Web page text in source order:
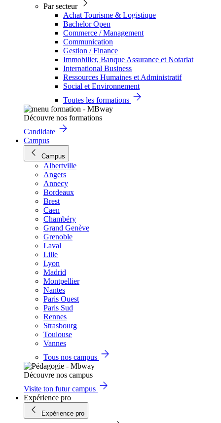
Par secteur
Achat Tourisme & Logistique
Bachelor Open
Commerce / Management
Communication
Gestion / Finance
Immobilier, Banque Assurance et Notariat
International Business
Ressources Humaines et Administratif
Social et Environnement
Toutes les formations
Découvre nos formations
Candidate
Campus
Campus
Albertville
Angers
Annecy
Bordeaux
Brest
Caen
Chambéry
Grand Genève
Grenoble
Laval
Lille
Lyon
Madrid
Montpellier
Nantes
Paris Ouest
Paris Sud
Rennes
Strasbourg
Toulouse
Vannes
Tous nos campus
Découvre nos campus
Visite ton futur campus
Expérience pro
Expérience pro